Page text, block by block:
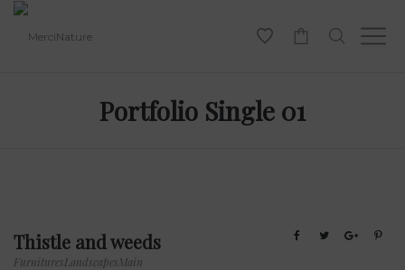
Portfolio Single 01
Thistle and weeds
FurnituresLandscapes Main